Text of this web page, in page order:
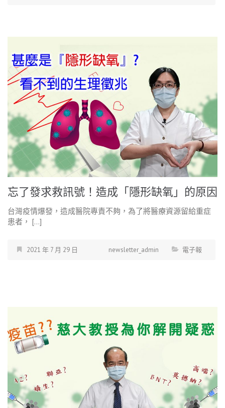
忘了發求救訊號！造成「隱形缺氧」的原因
台灣疫情爆發，造成醫院專責不夠，為了將醫療資源留給重症
患者， […]
2021 年 7 月 29 日 newsletter_admin 電子報